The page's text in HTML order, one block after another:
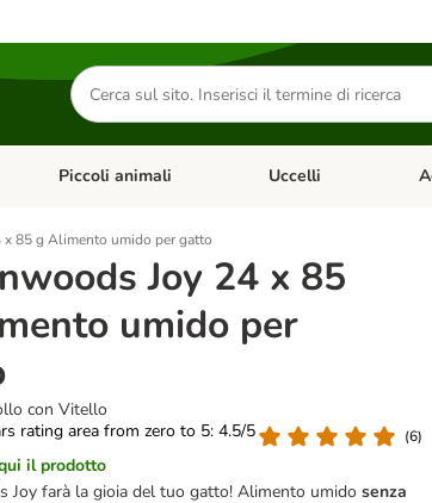
Cerca
prodotti
Apri Menu Categoria: Diete e antiparassitari
Piccoli animali Apri Menu Categoria:
Uccelli
x 85 g Alimento umido per gatto
Joy 24 x 85
umido per
con Vitello
rating area from zero to 5: 4.5/5
(6)
il prodotto
Joy farà la gioia del tuo gatto! Alimento umidosenza